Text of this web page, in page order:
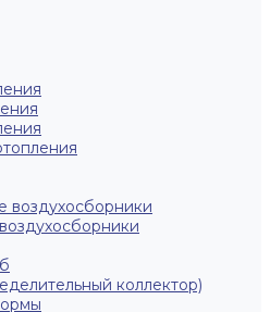
воздухосборники
коллектор)